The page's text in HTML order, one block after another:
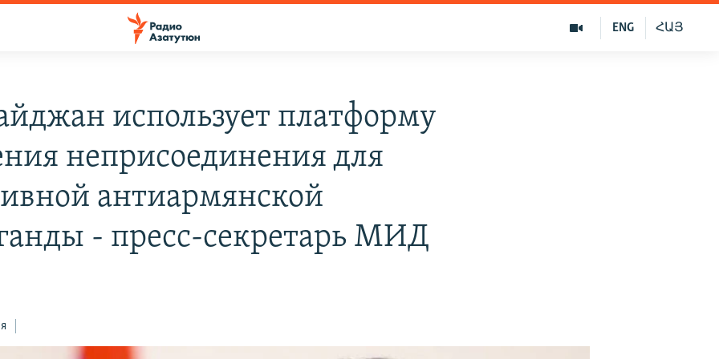
ՀԱՅ
ENG
использует платформу
неприсоединения для
антиармянской
- пресс-секретарь МИД